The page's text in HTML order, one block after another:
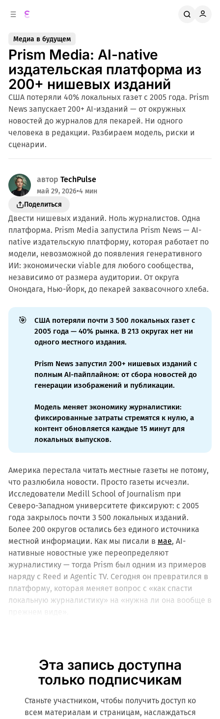
Медиа в будущем
Prism Media: AI-native
издательская платформа из
200+ нишевых изданий
США потеряли 40% локальных газет с 2005 года. Prism
News запускает 200+ AI-изданий — от окружных
новостей до журналов для пекарей. Ни одного
человека в редакции. Разбираем модель, риски и
сценарии.
автор TechPulse
май 29, 2026•4 мин
Поделиться
Двести нишевых изданий. Ноль журналистов. Одна
платформа. Prism Media запустила Prism News — AI-
native издательскую платформу, которая работает по
модели, невозможной до появления генеративного
ИИ: экономически viable для любого сообщества,
независимо от размера аудитории. От округа
Онондага, Нью-Йорк, до пекарей заквасочного хлеба.
🎯
США потеряли почти 3 500 локальных газет с
2005 года — 40% рынка. В 213 округах нет ни
одного местного издания.
Prism News запустил 200+ нишевых изданий с
полным AI-пайплайном: от сбора новостей до
генерации изображений и публикации.
Модель меняет экономику журналистики:
фиксированные затраты стремятся к нулю, а
контент обновляется каждые 15 минут для
локальных выпусков.
Америка перестала читать местные газеты не потому,
что разлюбила новости. Просто газеты исчезли.
Исследователи Medill School of Journalism при
Северо-Западном университете фиксируют: с 2005
года закрылось почти 3 500 локальных изданий.
Более 200 округов остались без единого источника
местной информации. Как мы писали в мае, AI-
нативные новостные уже переопределяют
журналистику — тогда Prism был одним из примеров
наряду с Reed и Agentic TV. Сегодня он превратился в
платформу, которая меняет вопрос с «как спасти
локальную журналистику» на «нужна ли она вообще в
Эта запись доступна
только подписчикам
Станьте участником, чтобы получить доступ ко
всем материалам и страницам, наслаждаться